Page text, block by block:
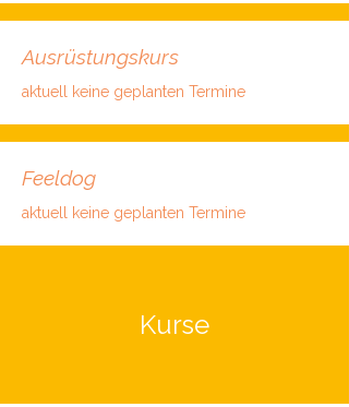
Ausrüstungskurs
aktuell keine geplanten Termine
Feeldog
aktuell keine geplanten Termine
Kurse